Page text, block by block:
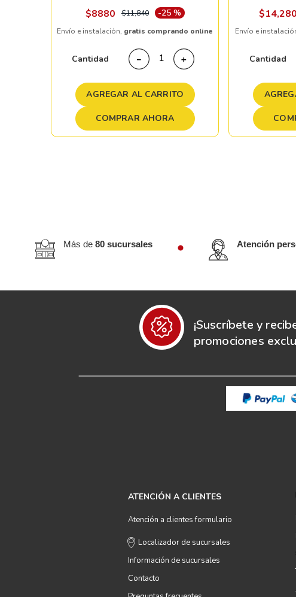
$8880 $11,840 -25 %
Envío e instalación, gratis comprando online
Cantidad ＋
－
AGREGAR AL CARRITO
COMPRAR AHORA
$14,280
Envío e
Cantidad
Más de 80 sucursales Atención
¡Suscríbete y
promociones
ATENCIÓN A CLIENTES
Atención a clientes formulario
Localizador de sucursales
Información de sucursales
Contacto